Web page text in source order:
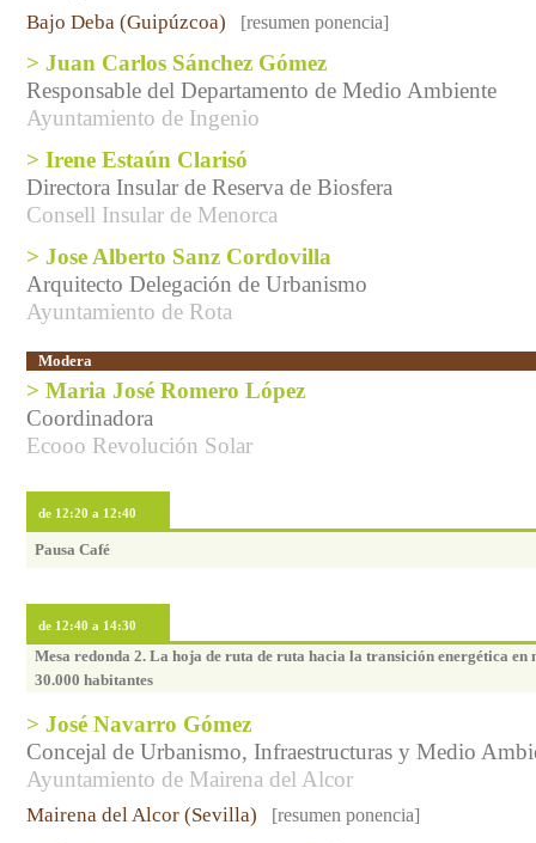
Bajo Deba (Guipúzcoa) [resumen ponencia]
> Juan Carlos Sánchez Gómez
Responsable del Departamento de Medio Ambiente
Ayuntamiento de Ingenio
> Irene Estaún Clarisó
Directora Insular de Reserva de Biosfera
Consell Insular de Menorca
> Jose Alberto Sanz Cordovilla
Arquitecto Delegación de Urbanismo
Ayuntamiento de Rota
Modera
> Maria José Romero López
Coordinadora
Ecooo Revolución Solar
de 12:20 a 12:40
Pausa Café
de 12:40 a 14:30
Mesa redonda 2. La hoja de ruta de ruta hacia la transición energética en
30.000 habitantes
> José Navarro Gómez
Concejal de Urbanismo, Infraestructuras y Medio
Ayuntamiento de Mairena del Alcor
Mairena del Alcor (Sevilla) [resumen ponencia]